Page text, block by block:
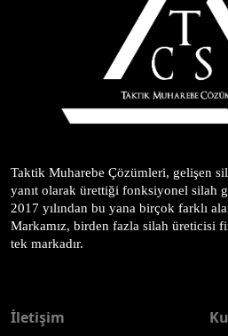
Taktik Muharebe Çözümleri, gelişen
yanıt olarak ürettiği fonksiyonel silah
2017 yılından bu yana birçok farklı
Markamız, birden fazla silah üreticisi
tek markadır.
İletişim